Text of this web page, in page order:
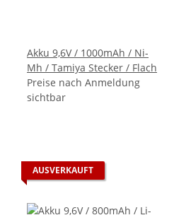
Akku 9,6V / 1000mAh / Ni-
Mh / Tamiya Stecker / Flach
Preise nach Anmeldung
sichtbar
AUSVERKAUFT